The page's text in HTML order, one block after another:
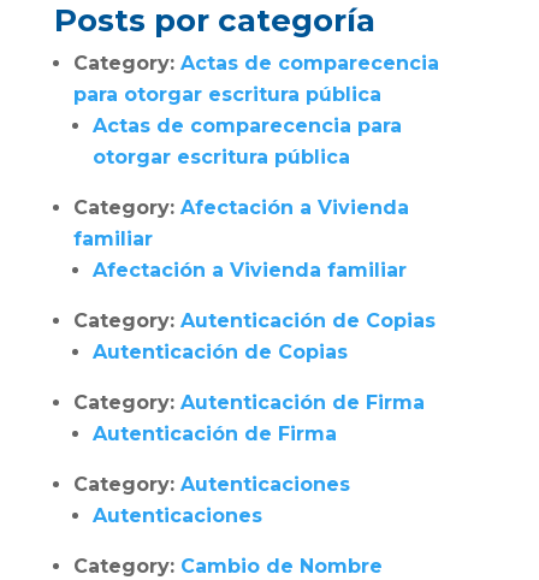
Posts por categoría
Category: Actas de comparecencia
para otorgar escritura pública
Actas de comparecencia para
otorgar escritura pública
Category: Afectación a Vivienda
familiar
Afectación a Vivienda familiar
Category: Autenticación de Copias
Autenticación de Copias
Category: Autenticación de Firma
Autenticación de Firma
Category: Autenticaciones
Autenticaciones
Category: Cambio de Nombre